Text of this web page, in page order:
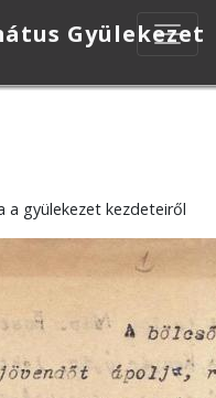
Gyülekezet
a gyülekezet kezdeteiről